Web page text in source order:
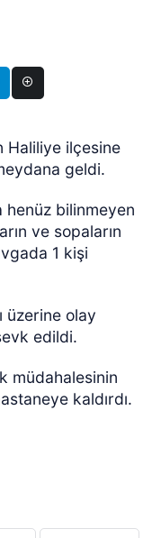
Haliliye ilçesine
geldi.
henüz bilinmeyen
ve sopaların
1 kişi
üzerine olay
edildi.
müdahalesinin
kaldırdı.